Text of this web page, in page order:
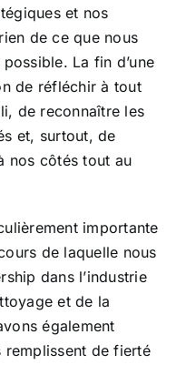
et nos
de ce que nous
La fin d’une
de réfléchir à tout
de reconnaître les
et, surtout, de
nos côtés tout au
importante
de laquelle nous
dans l’industrie
et de la
également
remplissent de fierté